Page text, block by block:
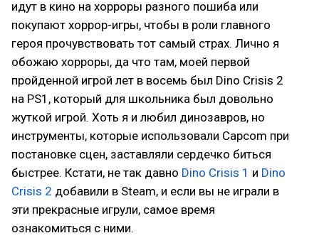
идут в кино на хорроры разного пошиба или
покупают хоррор-игры, чтобы в роли главного
героя прочувствовать тот самый страх. Лично я
обожаю хорроры, да что там, моей первой
пройденной игрой лет в восемь был Dino Crisis 2
на PS1, который для школьника был довольно
жуткой игрой. Хоть я и любил динозавров, но
инструменты, которые использовали Capcom при
постановке сцен, заставляли сердечко биться
быстрее. Кстати, не так давно Dino Crisis 1 и Dino
Crisis 2 добавили в Steam, и если вы не играли в
эти прекрасные игрули, самое время
ознакомиться с ними.